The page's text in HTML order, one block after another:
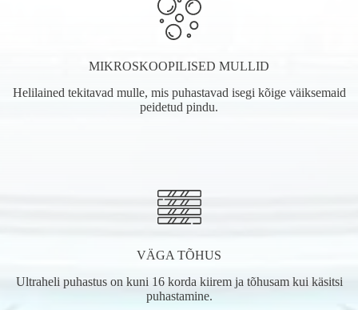
MIKROSKOOPILISED MULLID
Helilained tekitavad mulle, mis puhastavad isegi kõige väiksemaid
peidetud pindu.
VÄGA TÕHUS
Ultraheli puhastus on kuni 16 korda kiirem ja tõhusam kui käsitsi
puhastamine.